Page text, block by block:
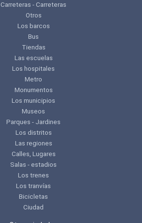
Carreteras - Carreteras
Otros
Los barcos
Bus
Tiendas
Las escuelas
Los hospitales
Metro
Monumentos
Los municipios
Museos
Parques - Jardines
Los distritos
Las regiones
Calles, Lugares
Salas - estadios
Los trenes
Los tranvías
Bicicletas
Ciudad